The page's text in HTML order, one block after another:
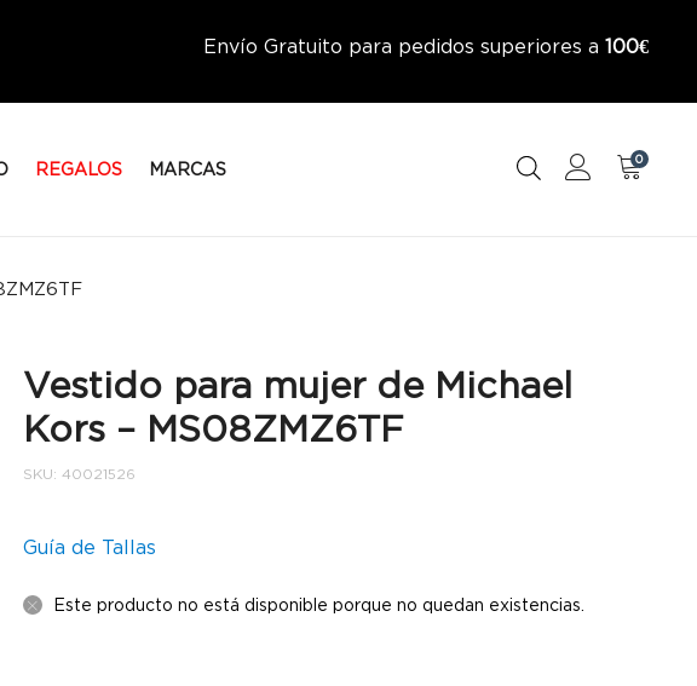
Envío Gratuito para pedidos superiores a 100€
REGALOS MARCAS
0
Vestido para mujer de Michael
Kors – MS08ZMZ6TF
SKU: 40021526
Guía de Tallas
Este producto no está disponible porque no quedan existencias.